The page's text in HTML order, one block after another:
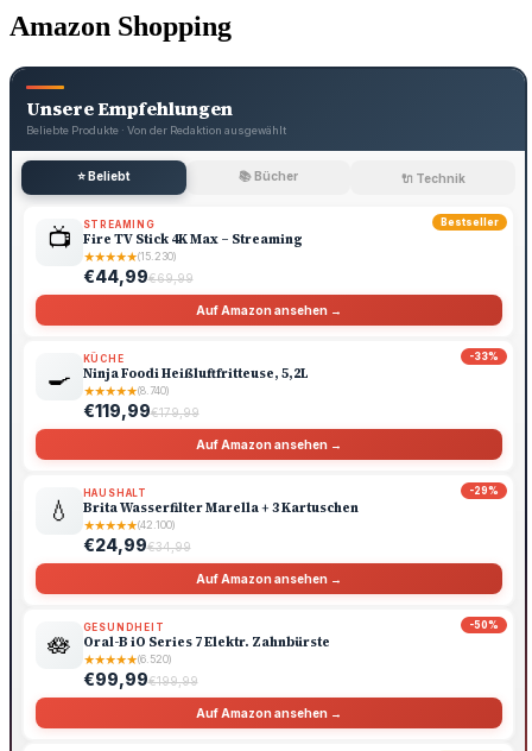
Amazon Shopping
Unsere Empfehlungen
Beliebte Produkte · Von der Redaktion ausgewählt
⭐ Beliebt 📚 Bücher 🔌 Technik
Bestseller
📺 STREAMING
Fire TV Stick 4K Max – Streaming
★★★★★(15.230)
€44,99€69,99
Auf Amazon ansehen →
-33%
🍳
KÜCHE
Ninja Foodi Heißluftfritteuse, 5,2L
★★★★★(8.740)
€119,99€179,99
Auf Amazon ansehen →
-29%
💧
HAUSHALT
Brita Wasserfilter Marella + 3 Kartuschen
★★★★★(42.100)
€24,99€34,99
Auf Amazon ansehen →
-50%
🪷
GESUNDHEIT
Oral-B iO Series 7 Elektr. Zahnbürste
★★★★★(6.520)
€99,99€199,99
Auf Amazon ansehen →